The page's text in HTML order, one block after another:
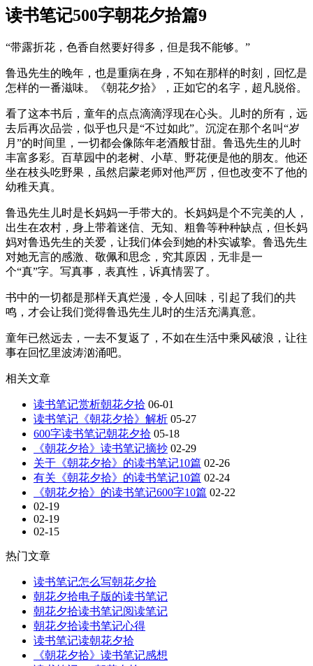
读书笔记500字朝花夕拾篇9
“带露折花，色香自然要好得多，但是我不能够。”
鲁迅先生的晚年，也是重病在身，不知在那样的时刻，回忆是
怎样的一番滋味。《朝花夕拾》，正如它的名字，超凡脱俗。
看了这本书后，童年的点点滴滴浮现在心头。儿时的所有，远
去后再次品尝，似乎也只是“不过如此”。沉淀在那个名叫“岁
月”的时间里，一切都会像陈年老酒般甘甜。鲁迅先生的儿时
丰富多彩。百草园中的老树、小草、野花便是他的朋友。他还
坐在枝头吃野果，虽然启蒙老师对他严厉，但也改变不了他的
幼稚天真。
鲁迅先生儿时是长妈妈一手带大的。长妈妈是个不完美的人，
出生在农村，身上带着迷信、无知、粗鲁等种种缺点，但长妈
妈对鲁迅先生的关爱，让我们体会到她的朴实诚挚。鲁迅先生
对她无言的感激、敬佩和思念，究其原因，无非是一
个“真”字。写真事，表真性，诉真情罢了。
书中的一切都是那样天真烂漫，令人回味，引起了我们的共
鸣，才会让我们觉得鲁迅先生儿时的生活充满真意。
童年已然远去，一去不复返了，不如在生活中乘风破浪，让往
事在回忆里波涛汹涌吧。
相关文章
读书笔记赏析朝花夕拾 06-01
读书笔记《朝花夕拾》解析 05-27
600字读书笔记朝花夕拾 05-18
《朝花夕拾》读书笔记摘抄 02-29
关于《朝花夕拾》的读书笔记10篇 02-26
有关《朝花夕拾》的读书笔记10篇 02-24
《朝花夕拾》的读书笔记600字10篇 02-22
02-19
02-19
02-15
热门文章
读书笔记怎么写朝花夕拾
朝花夕拾电子版的读书笔记
朝花夕拾读书笔记阅读笔记
朝花夕拾读书笔记心得
读书笔记读朝花夕拾
《朝花夕拾》读书笔记感想